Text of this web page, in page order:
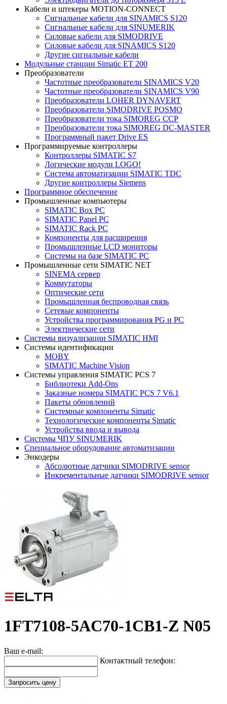
Кабели и штекеры MOTION-CONNECT
Сигнальные кабели для SINAMICS S120
Сигнальные кабели для SINUMERIK
Силовые кабели для SIMODRIVE
Силовые кабели для SINAMICS S120
Другие сигнальные кабели
Модульные станции Simatic ET 200
Преобразователи
Частотные преобразователи SINAMICS V20
Частотные преобразователи SINAMICS V90
Преобразователи LOHER DYNAVERT
Преобразователи SIMODRIVE POSMO
Преобразователи тока SIMOREG CCP
Преобразователи тока SIMOREG DC-MASTER
Программный пакет Drive ES
Программируемые контроллеры
Контроллеры SIMATIC S7
Логические модули LOGO!
Система автоматизации SIMATIC TDC
Другие контроллеры Siemens
Программное обеспечение
Промышленные компьютеры
SIMATIC Box PC
SIMATIC Panel PС
SIMATIC Rack PC
Компоненты для расширения
Промышленные LCD мониторы
Системы на базе SIMATIC PC
Промышленные сети SIMATIC NET
SINEMA сервер
Коммутаторы
Оптические сети
Промышленная беспроводная связь
Сетевые компоненты
Устройства программирования PG и PC
Электрические сети
Системы визуализации SIMATIC HMI
Системы идентификации
MOBY
SIMATIC Machine Vision
Системы управления SIMATIC PCS 7
Библиотеки Add-Ons
Заказные номера SIMATIC PCS 7 V6.1
Пакеты обновлений
Системные компоненты Simatic
Технологические компоненты Simatic
Устройства ввода и вывода
Системы ЧПУ SINUMERIK
Специальное оборудование автоматизации
Энкодеры
Абсолютные датчики SIMODRIVE sensor
Инкрементальные датчики SIMODRIVE sensor
1FT7108-5AC70-1CB1-Z N05
Ваш e-mail:
Контактный телефон:
Запросить цену